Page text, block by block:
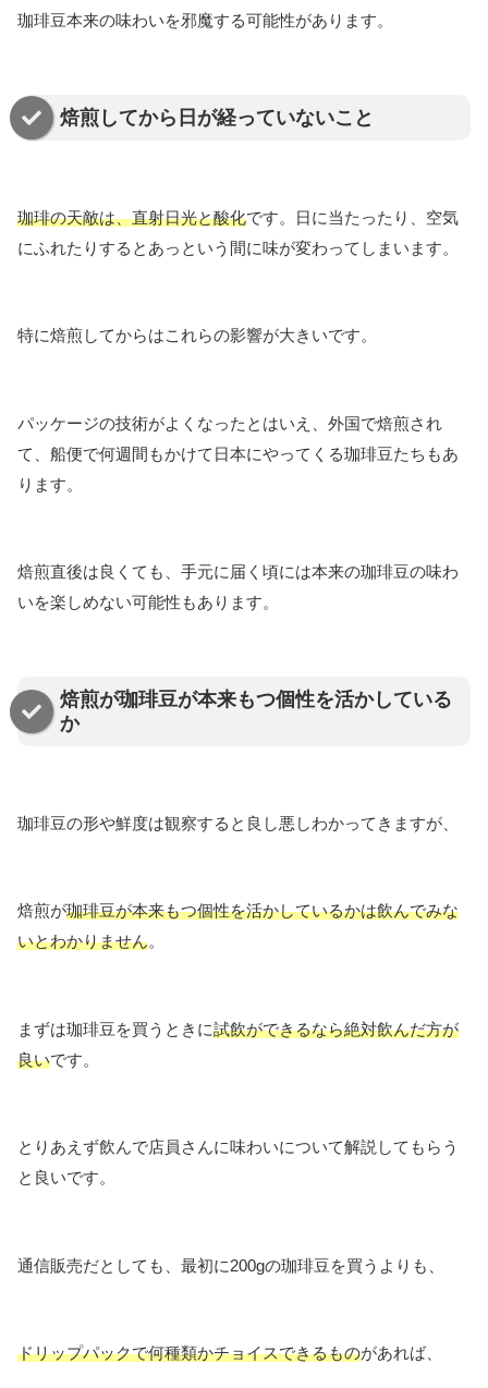
珈琲豆本来の味わいを邪魔する可能性があります。
焙煎してから日が経っていないこと
珈琲の天敵は、直射日光と酸化です。日に当たったり、空気
にふれたりするとあっという間に味が変わってしまいます。
特に焙煎してからはこれらの影響が大きいです。
パッケージの技術がよくなったとはいえ、外国で焙煎され
て、船便で何週間もかけて日本にやってくる珈琲豆たちもあ
ります。
焙煎直後は良くても、手元に届く頃には本来の珈琲豆の味わ
いを楽しめない可能性もあります。
焙煎が珈琲豆が本来もつ個性を活かしている
か
珈琲豆の形や鮮度は観察すると良し悪しわかってきますが、
焙煎が珈琲豆が本来もつ個性を活かしているかは飲んでみな
いとわかりません。
まずは珈琲豆を買うときに試飲ができるなら絶対飲んだ方が
良いです。
とりあえず飲んで店員さんに味わいについて解説してもらう
と良いです。
通信販売だとしても、最初に200gの珈琲豆を買うよりも、
ドリップパックで何種類かチョイスできるものがあれば、